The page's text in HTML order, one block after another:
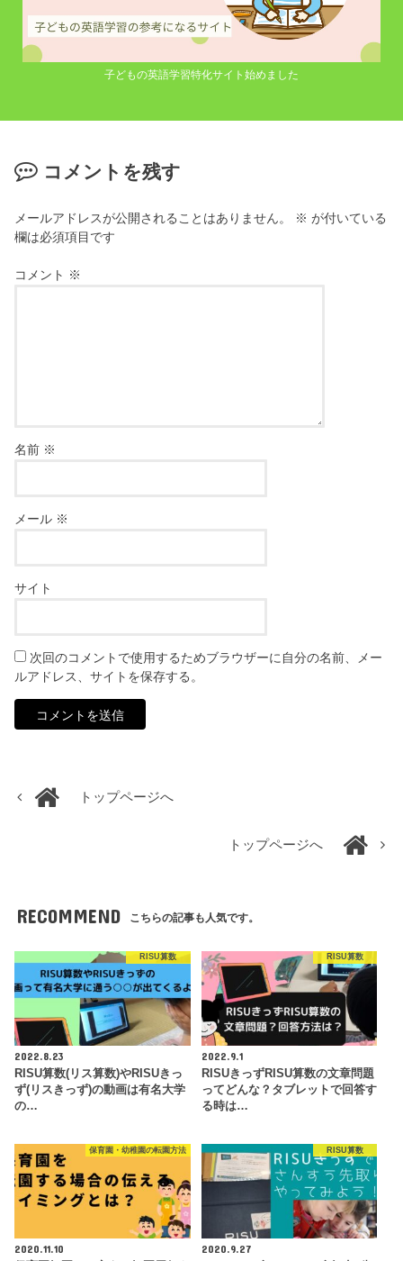
子どもの英語学習特化サイト始めました
コメントを残す
メールアドレスが公開されることはありません。 ※ が付いている
欄は必須項目です
コメント ※
名前 ※
メール ※
サイト
次回のコメントで使用するためブラウザーに自分の名前、メー
ルアドレス、サイトを保存する。
トップページへ
トップページへ
RECOMMEND こちらの記事も人気です。
RISU算数
2022.8.23
RISU算数(リス算数)やRISUきっ
ず(リスきっず)の動画は有名大学
の…
RISU算数
2022.9.1
RISUきっずRISU算数の文章問題
ってどんな？タブレットで回答す
る時は…
保育園・幼稚園の転園方法
2020.11.10
RISU算数
2020.9.27